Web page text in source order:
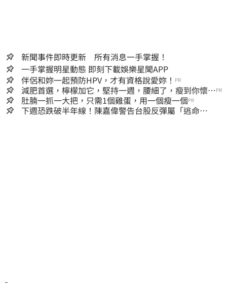
新聞事件即時更新 所有消息一手掌握！
一手掌握明星動態 即刻下載娛樂星聞APP
伴侶和妳一起預防HPV，才有資格說愛妳！ PR
減肥首選，檸檬加它，堅持一週，腰細了，瘦到你懷疑
人生
PR
肚腩一抓一大把，只需1個雞蛋，用一個瘦一個PR
下週恐跌破半年線！陳嘉偉警告台股反彈屬「逃命